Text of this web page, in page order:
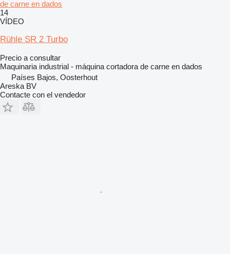
de carne en dados
14
VÍDEO
Rühle SR 2 Turbo
Precio a consultar
Maquinaria industrial - máquina cortadora de carne en dados
Países Bajos, Oosterhout
Areska BV
Contacte con el vendedor